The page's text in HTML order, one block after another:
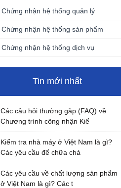
Chứng nhận hệ thống quản lý
Chứng nhận hệ thống sản phẩm
Chứng nhận hệ thống dịch vụ
Tin mới nhất
Các câu hỏi thường gặp (FAQ) về
Chương trình công nhận Kiể
Kiểm tra nhà máy ở Việt Nam là gì?
Các yêu cầu để chữa chá
Các yêu cầu về chất lượng sản phẩm
ở Việt Nam là gì? Các t